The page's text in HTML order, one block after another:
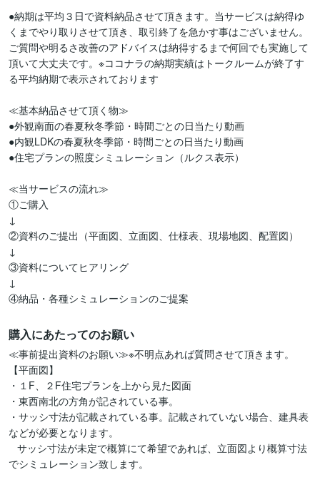
●納期は平均３日で資料納品させて頂きます。当サービスは納得ゆ
くまでやり取りさせて頂き、取引終了を急かす事はございません。
ご質問や明るさ改善のアドバイスは納得するまで何回でも実施して
頂いて大丈夫です。※ココナラの納期実績はトークルームが終了す
る平均納期で表示されております
≪基本納品させて頂く物≫
●外観南面の春夏秋冬季節・時間ごとの日当たり動画
●内観LDKの春夏秋冬季節・時間ごとの日当たり動画
●住宅プランの照度シミュレーション（ルクス表示）
≪当サービスの流れ≫
①ご購入
↓
②資料のご提出（平面図、立面図、仕様表、現場地図、配置図）
↓
③資料についてヒアリング
↓
購入にあたってのお願い
≪事前提出資料のお願い≫※不明点あれば質問させて頂きます。
【平面図】
・１F、２F住宅プランを上から見た図面
・東西南北の方角が記されている事。
・サッシ寸法が記載されている事。記載されていない場合、建具表
などが必要となります。
でシミュレーション致します。